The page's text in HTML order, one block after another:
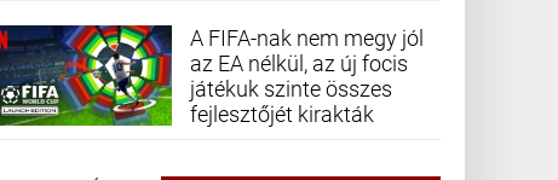
A FIFA-nak nem megy jól
az EA nélkül, az új focis
játékuk szinte összes
fejlesztőjét kirakták